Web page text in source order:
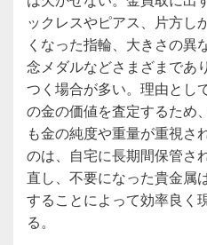
ックレスやピアス、片方し
くなった指輪、大きさの異
念メダルなどさまざまであ
つく場合が多い。理由とし
の金の価値を査定するため
も金の純度や重量が重視さ
のは、自宅に長期間保管さ
直し、不要になった貴金属
することによって効率良く
る。